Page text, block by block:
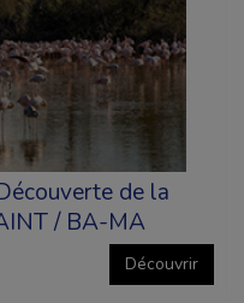
de la
/ BA-MA
Découvrir